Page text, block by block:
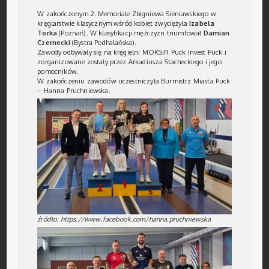
W zakończonym 2. Memoriale Zbigniewa Sieniawskiego w
kręglarstwie klasycznym wśród kobiet zwyciężyłaIzabela
Torka (Poznań). W klasyfikacji mężczyzn triumfował Damian
Czernecki(Bystra Podhalańska).
Zawody odbywały się na kręgielni MOKSiR Puck Invest Puck i
zorganizowane zostały przez Arkadiusza Stacheckiego i jego
pomocników.
W zakończeniu zawodów uczestniczyła Burmistrz Miasta Puck
– Hanna Pruchniewska.
źródło: https://www.facebook.com/hanna.pruchniewska